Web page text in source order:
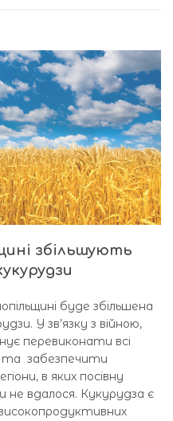
збільшують
буде збільшена
У зв’язку з війною,
перевиконати всі
та забезпечити
в яких посівну
не вдалося. Кукурудза є